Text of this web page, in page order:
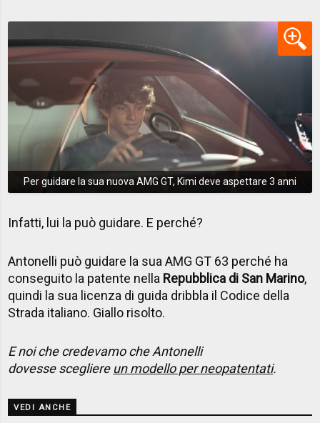
Per guidare la sua nuova AMG GT, Kimi deve aspettare 3 anni
Infatti, lui la può guidare. E perché?
Antonelli può guidare la sua AMG GT 63 perché ha
conseguito la patente nella Repubblica di San Marino,
quindi la sua licenza di guida dribbla il Codice della
Strada italiano. Giallo risolto.
E noi che credevamo che Antonelli
dovesse scegliere un modello per neopatentati.
VEDI ANCHE